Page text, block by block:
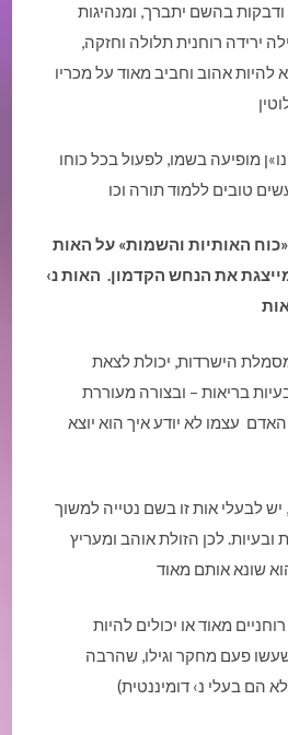
בהשם יתברך, ומנהיגות
ירידה רוחנית תלולה וחזקה,
להיות אהוב וחביב מאוד על מכריו
מופיעה בשמו, לפעול בכל כוחו
האותיות והשמות» על האות
את הנחש הקדמון. האות נ›
הישרדות, יכולת לצאת
בריאות – ובצורה מעוררת
עצמו לא יודע איך הוא יוצא
לבעלי אות זו בשם נטייה למשוך
לכן הזולת אוהב ומעריץ
מאוד או יכולים להיות
פעם מחקר וגילו, שהרבה
הם בעלי נ› דומיננטית)